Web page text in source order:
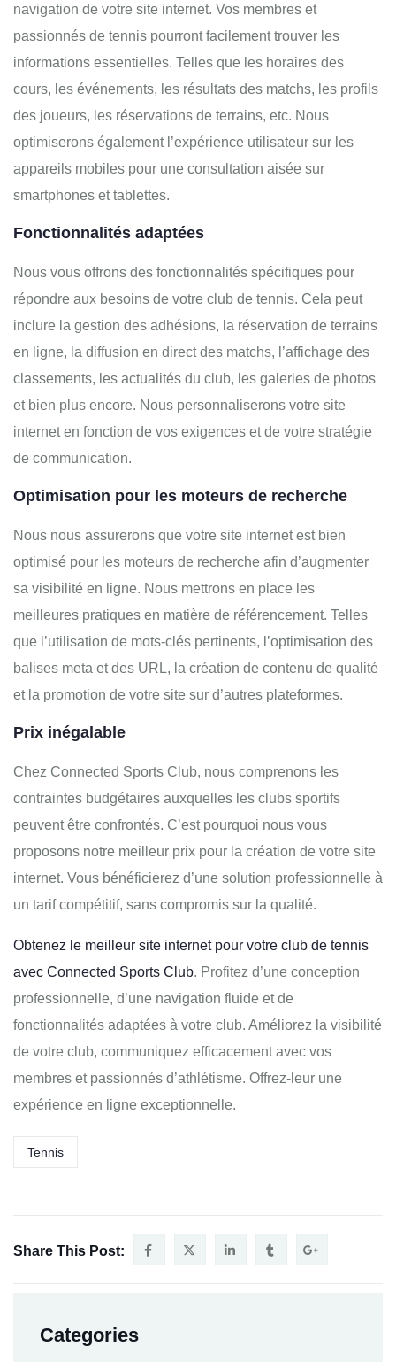
navigation de votre site internet. Vos membres et
passionnés de tennis pourront facilement trouver les
informations essentielles. Telles que les horaires des
cours, les événements, les résultats des matchs, les profils
des joueurs, les réservations de terrains, etc. Nous
optimiserons également l’expérience utilisateur sur les
appareils mobiles pour une consultation aisée sur
smartphones et tablettes.
Fonctionnalités adaptées
Nous vous offrons des fonctionnalités spécifiques pour
répondre aux besoins de votre club de tennis. Cela peut
inclure la gestion des adhésions, la réservation de terrains
en ligne, la diffusion en direct des matchs, l’affichage des
classements, les actualités du club, les galeries de photos
et bien plus encore. Nous personnaliserons votre site
internet en fonction de vos exigences et de votre stratégie
de communication.
Optimisation pour les moteurs de recherche
Nous nous assurerons que votre site internet est bien
optimisé pour les moteurs de recherche afin d’augmenter
sa visibilité en ligne. Nous mettrons en place les
meilleures pratiques en matière de référencement. Telles
que l’utilisation de mots-clés pertinents, l’optimisation des
balises meta et des URL, la création de contenu de qualité
et la promotion de votre site sur d’autres plateformes.
Prix inégalable
Chez Connected Sports Club, nous comprenons les
contraintes budgétaires auxquelles les clubs sportifs
peuvent être confrontés. C’est pourquoi nous vous
proposons notre meilleur prix pour la création de votre site
internet. Vous bénéficierez d’une solution professionnelle à
un tarif compétitif, sans compromis sur la qualité.
Obtenez le meilleur site internet pour votre club de tennis
avec Connected Sports Club. Profitez d’une conception
professionnelle, d’une navigation fluide et de
fonctionnalités adaptées à votre club. Améliorez la visibilité
de votre club, communiquez efficacement avec vos
membres et passionnés d’athlétisme. Offrez-leur une
expérience en ligne exceptionnelle.
Tennis
Share This Post:
Categories